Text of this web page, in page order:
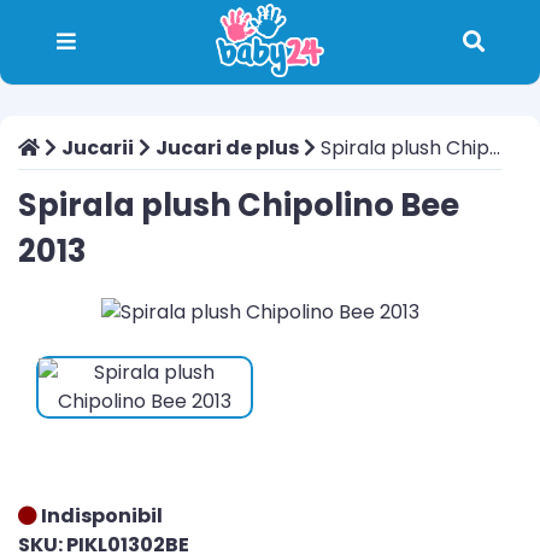
Jucarii Jucari de plus Spirala plush Chipolino Bee 2013
Spirala plush Chipolino Bee
2013
Indisponibil
SKU: PIKL01302BE